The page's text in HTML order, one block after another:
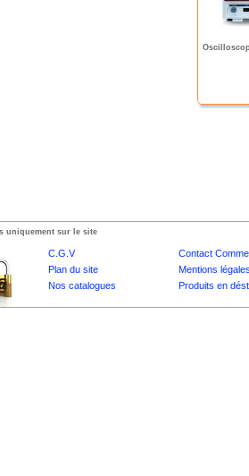
uniquement sur le site
C.G.V
Contact
Plan du site
Mentions
Nos catalogues
Produits en